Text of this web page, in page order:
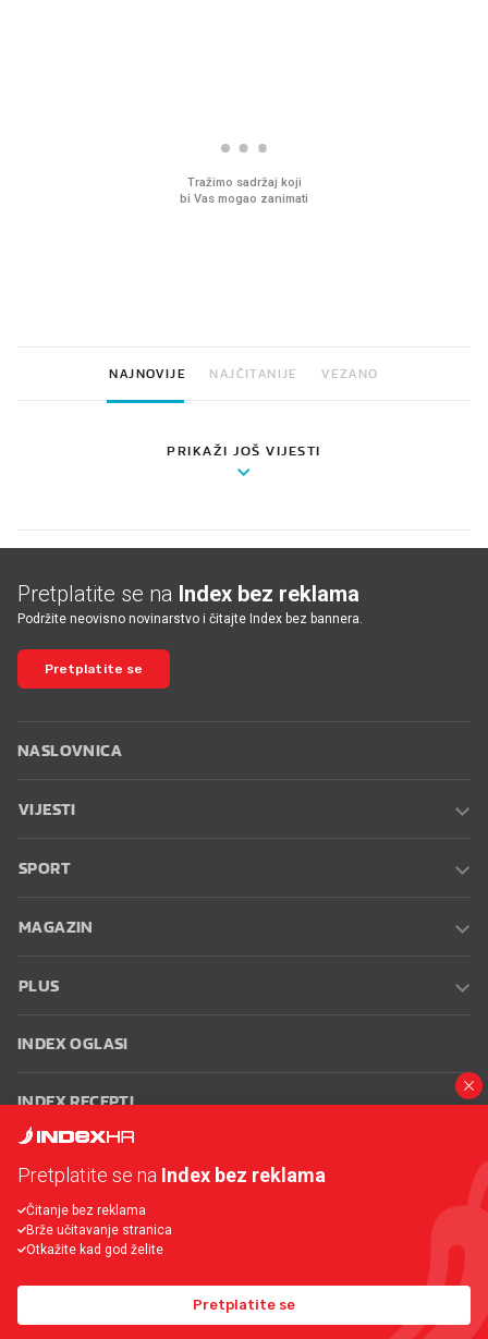
NAJNOVIJE NAJČITANIJE VEZANO
PRIKAŽI JOŠ VIJESTI
Pretplatite se na Index bez reklama
Podržite neovisno novinarstvo i čitajte Index bez bannera.
Pretplatite se
NASLOVNICA
VIJESTI
SPORT
MAGAZIN
PLUS
INDEX OGLASI
INDEX RECEPTI
Oglašavanje Zaposli se na Indexu
korištenja
Postavke kolačića
© 2026 Index
Pretplatite se na Index bez reklama
Čitanje bez reklama
Brže učitavanje stranica
Otkažite kad god želite
Pretplatite se